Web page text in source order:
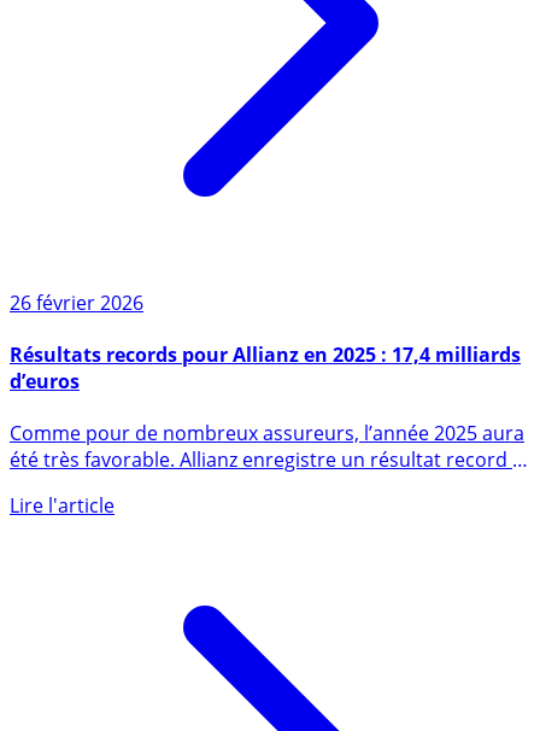
26 février 2026
d’euros
été très favorable. Allianz enregistre un résultat record à